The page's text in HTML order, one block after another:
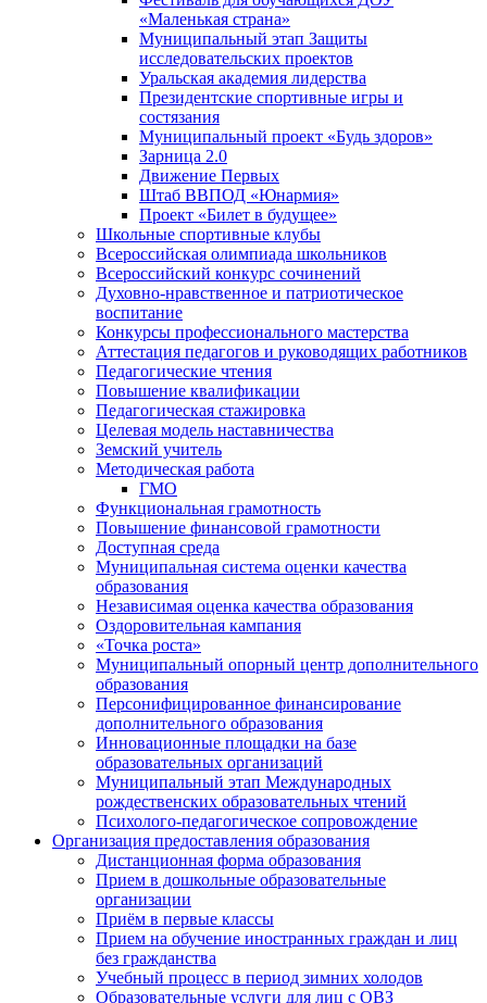
«Маленькая страна»
Муниципальный этап Защиты
исследовательских проектов
Уральская академия лидерства
Президентские спортивные игры и
состязания
Муниципальный проект «Будь здоров»
Зарница 2.0
Движение Первых
Штаб ВВПОД «Юнармия»
Проект «Билет в будущее»
Школьные спортивные клубы
Всероссийская олимпиада школьников
Всероссийский конкурс сочинений
Духовно-нравственное и патриотическое
воспитание
Конкурсы профессионального мастерства
Аттестация педагогов и руководящих работников
Педагогические чтения
Повышение квалификации
Педагогическая стажировка
Целевая модель наставничества
Земский учитель
Методическая работа
ГМО
Функциональная грамотность
Повышение финансовой грамотности
Доступная среда
Муниципальная система оценки качества
образования
Независимая оценка качества образования
Оздоровительная кампания
«Точка роста»
Муниципальный опорный центр дополнительного
образования
Персонифицированное финансирование
дополнительного образования
Инновационные площадки на базе
образовательных организаций
Муниципальный этап Международных
рождественских образовательных чтений
Психолого-педагогическое сопровождение
Организация предоставления образования
Дистанционная форма образования
Прием в дошкольные образовательные
организации
Приём в первые классы
Прием на обучение иностранных граждан и лиц
без гражданства
Учебный процесс в период зимних холодов
Образовательные услуги для лиц с ОВЗ